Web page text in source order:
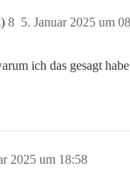
5. Januar 2025 um
8
ich das gesagt
2025 um 18:58